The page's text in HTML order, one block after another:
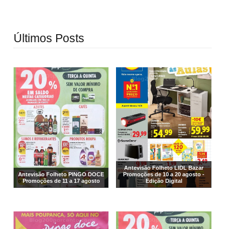
Últimos Posts
Antevisão Folheto PINGO DOCE
Promoções de 11 a 17 agosto
Antevisão Folheto LIDL Bazar
Promoções de 10 a 20 agosto -
Edição Digital